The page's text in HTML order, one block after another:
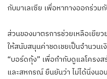
กับมาเลเซีย เพื่อหาทางออกร่วม
ส่วนของมาตรการช่วยเหลือเยีย
ให้สนับสนุนค่าชดเชยเป็นจำนวน
“บอร์ดกุ้ง” เพื่อกำกับดูแลโครงส
และสหกรณ์ ยืนยันว่า ไม่ได้นิ่งนอ